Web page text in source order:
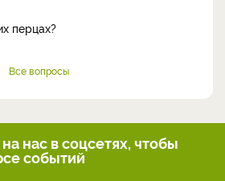
перцах?
Все вопросы
нас в соцсетях, чтобы
событий